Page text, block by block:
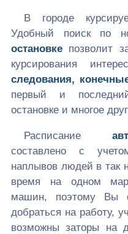
В городе
Удобный поиск по
остановке позволит
курсирования
следования,
первый и
остановке и многое
Расписание
составлено с
наплывов людей в так
время на одном
машин, поэтому Вы
добраться на работу,
возможны заторы на